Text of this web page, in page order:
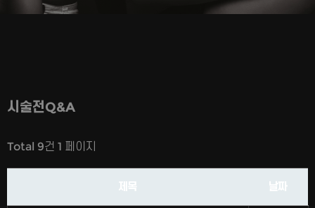
시술전Q&A
Total 9건 1 페이지
제목 날짜